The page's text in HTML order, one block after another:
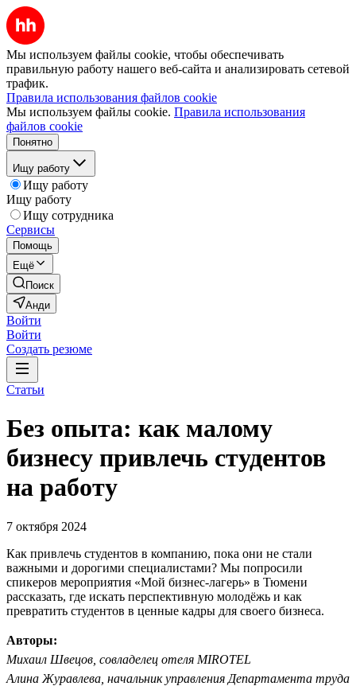
Мы используем файлы cookie, чтобы обеспечивать
правильную работу нашего веб-сайта и анализировать сетевой
трафик.
Правила использования файлов cookie
Мы используем файлы cookie. Правила использования
файлов cookie
Понятно
Ищу работу
Ищу работу
Ищу работу
Ищу сотрудника
Сервисы
Помощь
Ещё
Поиск
Анди
Войти
Войти
Создать резюме
Статьи
Без опыта: как малому
бизнесу привлечь студентов
на работу
7 октября 2024
Как привлечь студентов в компанию, пока они не стали
важными и дорогими специалистами? Мы попросили
спикеров мероприятия «Мой бизнес-лагерь» в Тюмени
рассказать, где искать перспективную молодёжь и как
превратить студентов в ценные кадры для своего бизнеса.
Авторы:
Михаил Швецов, совладелец отеля MIROTEL
Алина Журавлева, начальник управления Департамента труда